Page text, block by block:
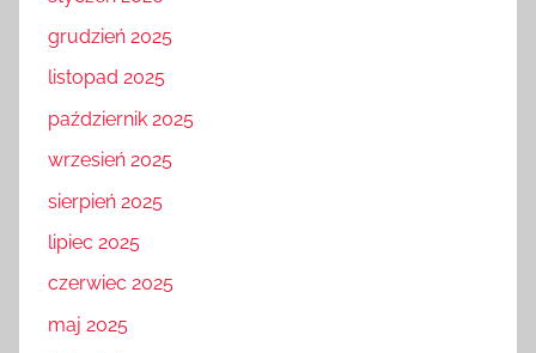
grudzień 2025
listopad 2025
październik 2025
wrzesień 2025
sierpień 2025
lipiec 2025
czerwiec 2025
maj 2025